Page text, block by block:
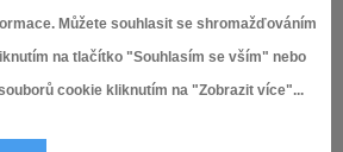
Můžete souhlasit se shromažďováním
na tlačítko "Souhlasím se vším" nebo
cookie kliknutím na "Zobrazit více"...